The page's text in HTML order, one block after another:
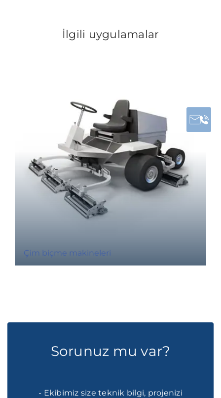
İlgili uygulamalar
Çim biçme makineleri
Sorunuz mu var?
- Ekibimiz size teknik bilgi, projenizi